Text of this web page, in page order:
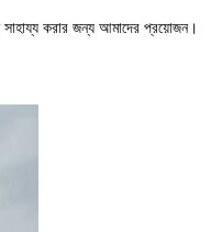
সাহায্য করার জন্য আমাদের প্রয়োজন।